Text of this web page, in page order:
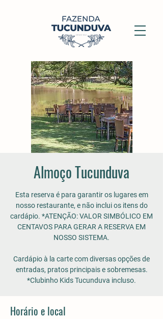
Almoço Tucunduva
Esta reserva é para garantir os lugares em
nosso restaurante, e não inclui os itens do
cardápio. *ATENÇÃO: VALOR SIMBÓLICO EM
CENTAVOS PARA GERAR A RESERVA EM
NOSSO SISTEMA.
Cardápio à la carte com diversas opções de
entradas, pratos principais e sobremesas.
*Clubinho Kids Tucunduva incluso.
Horário e local